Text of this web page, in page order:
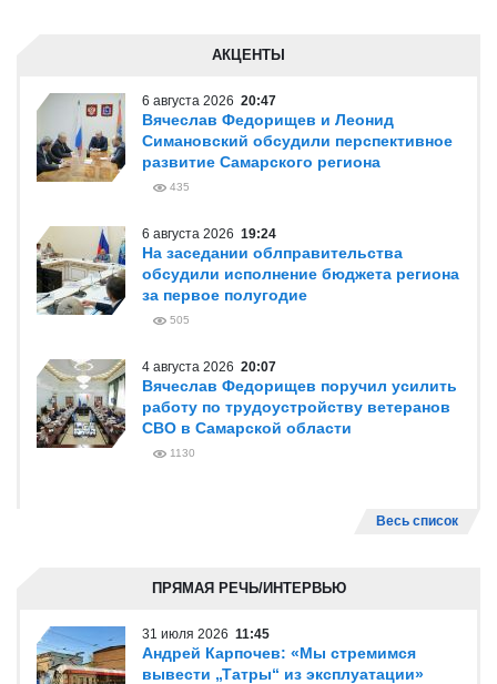
АКЦЕНТЫ
6 августа 2026 20:47
Вячеслав Федорищев и Леонид
Симановский обсудили перспективное
развитие Самарского региона
435
6 августа 2026 19:24
На заседании облправительства
обсудили исполнение бюджета региона
за первое полугодие
505
4 августа 2026 20:07
Вячеслав Федорищев поручил усилить
работу по трудоустройству ветеранов
СВО в Самарской области
1130
Весь список
ПРЯМАЯ РЕЧЬ/ИНТЕРВЬЮ
31 июля 2026 11:45
Андрей Карпочев: «Мы стремимся
вывести „Татры“ из эксплуатации»